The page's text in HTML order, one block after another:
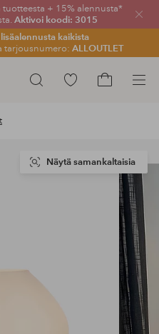
+ 15% alennusta*
Aktivoi koodi: 3015
kaikista
tarjousnumero: ALLOUTLET
Sulje
Hae
Siirry
Näytä samankaltaisia